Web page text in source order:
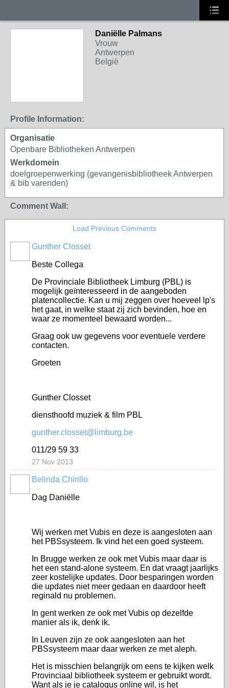
Daniëlle Palmans
Vrouw
Antwerpen
België
Profile Information:
Organisatie
Openbare Bibliotheken Antwerpen
Werkdomein
doelgroepenwerking (gevangenisbibliotheek Antwerpen
& bib varenden)
Comment Wall:
Load Previous Comments
Gunther Closset
Beste Collega
De Provinciale Bibliotheek Limburg (PBL) is
mogelijk geïnteresseerd in de aangeboden
platencollectie. Kan u mij zeggen over hoeveel lp's
het gaat, in welke staat zij zich bevinden, hoe en
waar ze momenteel bewaard worden...
Graag ook uw gegevens voor eventuele verdere
contacten.
Groeten
Gunther Closset
diensthoofd muziek & film PBL
gunther.closset@limburg.be
011/29 59 33
27 Nov 2013
Belinda Chirillo
Dag Daniëlle
Wij werken met Vubis en deze is aangesloten aan
het PBSsysteem. Ik vind het een goed systeem.
In Brugge werken ze ook met Vubis maar daar is
het een stand-alone systeem. En dat vraagt jaarlijks
zeer kostelijke updates. Door besparingen worden
die updates niet meer gedaan en daardoor heeft
reginald nu problemen.
In gent werken ze ook met Vubis op dezelfde
manier als ik, denk ik.
In Leuven zijn ze ook aangesloten aan het
PBSsysteem maar daar werken ze met aleph.
Het is misschien belangrijk om eens te kijken welk
Provinciaal bibliotheek systeem er gebruikt wordt.
Want als je je catalogus online wil, is het